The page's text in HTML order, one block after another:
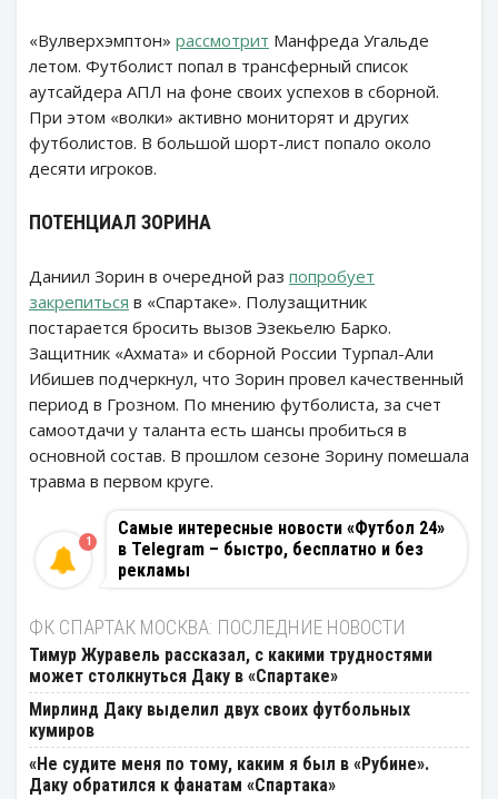
«Вулверхэмптон» рассмотрит Манфреда Угальде
летом. Футболист попал в трансферный список
аутсайдера АПЛ на фоне своих успехов в сборной.
При этом «волки» активно мониторят и других
футболистов. В большой шорт-лист попало около
десяти игроков.
ПОТЕНЦИАЛ ЗОРИНА
Даниил Зорин в очередной раз попробует
закрепиться в «Спартаке». Полузащитник
постарается бросить вызов Эзекьелю Барко.
Защитник «Ахмата» и сборной России Турпал-Али
Ибишев подчеркнул, что Зорин провел качественный
период в Грозном. По мнению футболиста, за счет
самоотдачи у таланта есть шансы пробиться в
основной состав. В прошлом сезоне Зорину помешала
травма в первом круге.
Самые интересные новости «Футбол 24»
в Telegram – быстро, бесплатно и без
рекламы
1
ФК СПАРТАК МОСКВА: ПОСЛЕДНИЕ НОВОСТИ
Тимур Журавель рассказал, с какими трудностями
может столкнуться Даку в «Спартаке»
Мирлинд Даку выделил двух своих футбольных
кумиров
«Не судите меня по тому, каким я был в «Рубине».
Даку обратился к фанатам «Спартака»